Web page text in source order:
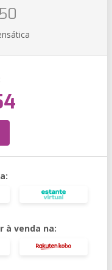
à venda na: